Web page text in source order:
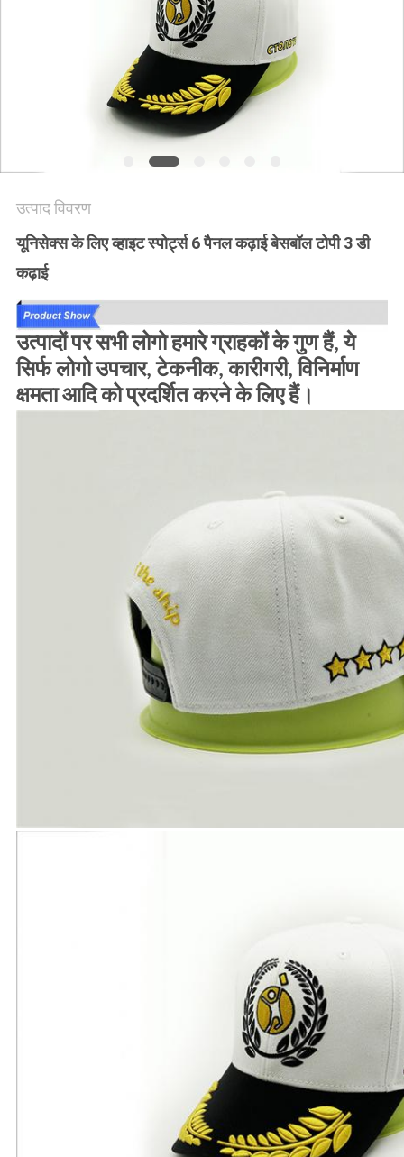
उत्पाद विवरण
यूनिसेक्स के लिए व्हाइट स्पोर्ट्स 6 पैनल कढ़ाई बेसबॉल टोपी 3 डी
कढ़ाई
उत्पादों पर सभी लोगो हमारे ग्राहकों के गुण हैं, ये
सिर्फ लोगो उपचार, टेकनीक, कारीगरी, विनिर्माण
क्षमता आदि को प्रदर्शित करने के लिए हैं।